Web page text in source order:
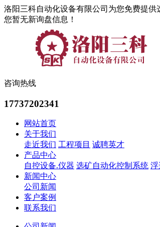
洛阳三科自动化设备有限公司为您免费提
您暂无新询盘信息！
咨询热线
17737202341
网站首页
关于我们
走近我们 工程项目 诚聘英才
产品中心
自控设备.仪器 选矿自动化控制系统 浮
新闻中心
公司新闻
客户案例
联系我们